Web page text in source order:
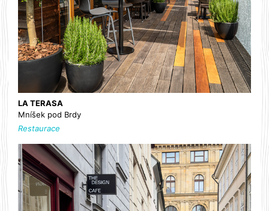
LA TERASA
Mníšek pod Brdy
Restaurace